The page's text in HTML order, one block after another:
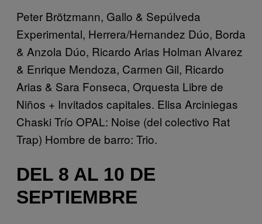
Peter Brötzmann, Gallo & Sepúlveda
Experimental, Herrera/Hernandez Dúo, Borda
& Anzola Dúo, Ricardo Arias Holman Alvarez
& Enrique Mendoza, Carmen Gil, Ricardo
Arias & Sara Fonseca, Orquesta Libre de
Niños + Invitados capitales. Elisa Arciniegas
Chaski Trío OPAL: Noise (del colectivo Rat
Trap) Hombre de barro: Trio.
DEL 8 AL 10 DE
SEPTIEMBRE